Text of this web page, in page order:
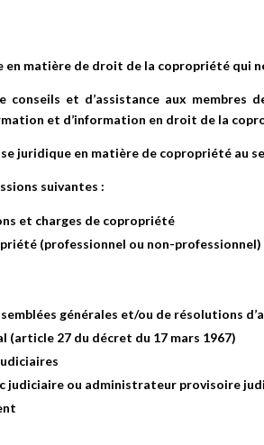
matière de droit de la copropriété qui
et d’assistance aux membres
et d’information en droit de la
juridique en matière de copropriété au
suivantes :
et charges de copropriété
(professionnel ou non-professionnel)
générales et/ou de résolutions
(article 27 du décret du 17 mars 1967)
judiciaire ou administrateur provisoire